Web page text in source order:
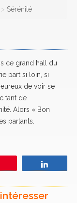
Sérénité
ce grand hall du
part si loin, si
de voir se
tant de
Alors « Bon
partants.